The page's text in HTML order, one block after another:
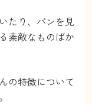
たり、パンを見
素敵なものばか
の特徴について